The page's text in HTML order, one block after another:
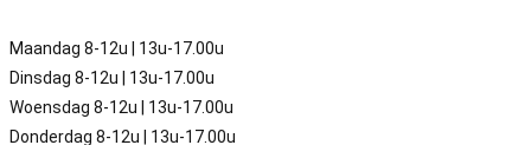
Maandag 8-12u | 13u-17.00u
Dinsdag 8-12u | 13u-17.00u
Woensdag 8-12u | 13u-17.00u
Donderdag 8-12u | 13u-17.00u